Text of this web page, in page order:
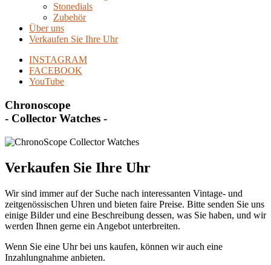
Stonedials
Zubehör
Über uns
Verkaufen Sie Ihre Uhr
INSTAGRAM
FACEBOOK
YouTube
Chronoscope
- Collector Watches -
Verkaufen Sie Ihre Uhr
Wir sind immer auf der Suche nach interessanten Vintage- und
zeitgenössischen Uhren und bieten faire Preise. Bitte senden Sie uns
einige Bilder und eine Beschreibung dessen, was Sie haben, und wir
werden Ihnen gerne ein Angebot unterbreiten.
Wenn Sie eine Uhr bei uns kaufen, können wir auch eine
Inzahlungnahme anbieten.